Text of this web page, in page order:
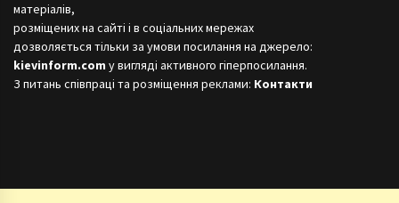
матеріалів,
розміщених на сайті і в соціальних мережах
дозволяється тільки за умови посилання на джерело:
kievinform.com у вигляді активного гіперпосилання.
З питань співпраці та розміщення реклами: Контакти